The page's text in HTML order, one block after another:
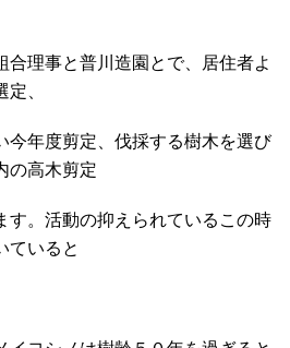
合理事と普川造園とで、居住者よ
、
今年度剪定、伐採する樹木を選び
の高木剪定
す。活動の抑えられているこの時
ていると